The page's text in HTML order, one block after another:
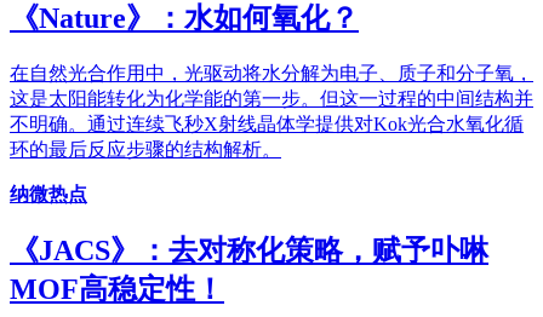
《​Nature》：水如何氧化？
在自然光合作用中，光驱动将水分解为电子、质子和分子氧，
这是太阳能转化为化学能的第一步。但这一过程的中间结构并
不明确。通过连续飞秒X射线晶体学提供对Kok光合水氧化循
环的最后反应步骤的结构解析。
纳微热点
《JACS》：去对称化策略，赋予卟啉
MOF高稳定性！